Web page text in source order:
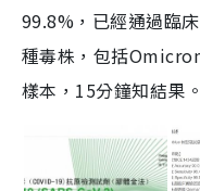
99.8%，已經通過臨
種毒株，包括
樣本，15分鐘知結果。